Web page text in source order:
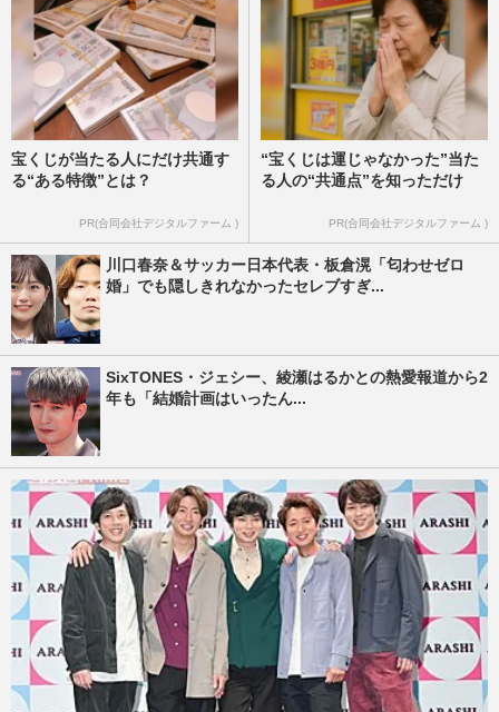
宝くじが当たる人にだけ共通す
る“ある特徴”とは？
PR(合同会社デジタルファーム )
“宝くじは運じゃなかった”当た
る人の“共通点”を知っただけ
PR(合同会社デジタルファーム )
川口春奈＆サッカー日本代表・板倉滉「匂わせゼロ
婚」でも隠しきれなかったセレブすぎ...
SixTONES・ジェシー、綾瀬はるかとの熱愛報道から2
年も「結婚計画はいったん...